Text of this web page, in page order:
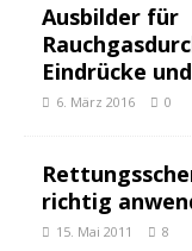
Ausbilder für
Eindrücke
6. März 2016 0
richtig
15. Mai 2011 8